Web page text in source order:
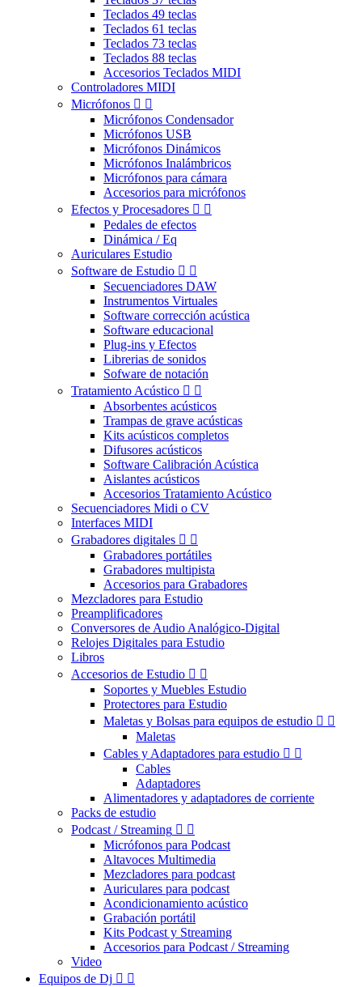
Teclados 49 teclas
Teclados 61 teclas
Teclados 73 teclas
Teclados 88 teclas
Accesorios Teclados MIDI
Controladores MIDI
Micrófonos  
Micrófonos Condensador
Micrófonos USB
Micrófonos Dinámicos
Micrófonos Inalámbricos
Micrófonos para cámara
Accesorios para micrófonos
Efectos y Procesadores  
Pedales de efectos
Dinámica / Eq
Auriculares Estudio
Software de Estudio  
Secuenciadores DAW
Instrumentos Virtuales
Software corrección acústica
Software educacional
Plug-ins y Efectos
Librerias de sonidos
Sofware de notación
Tratamiento Acústico  
Absorbentes acústicos
Trampas de grave acústicas
Kits acústicos completos
Difusores acústicos
Software Calibración Acústica
Aislantes acústicos
Accesorios Tratamiento Acústico
Secuenciadores Midi o CV
Interfaces MIDI
Grabadores digitales  
Grabadores portátiles
Grabadores multipista
Accesorios para Grabadores
Mezcladores para Estudio
Preamplificadores
Conversores de Audio Analógico-Digital
Relojes Digitales para Estudio
Libros
Accesorios de Estudio  
Soportes y Muebles Estudio
Protectores para Estudio
Maletas y Bolsas para equipos de estudio  
Maletas
Cables y Adaptadores para estudio  
Cables
Adaptadores
Alimentadores y adaptadores de corriente
Packs de estudio
Podcast / Streaming  
Micrófonos para Podcast
Altavoces Multimedia
Mezcladores para podcast
Auriculares para podcast
Acondicionamiento acústico
Grabación portátil
Kits Podcast y Streaming
Accesorios para Podcast / Streaming
Video
Equipos de Dj  